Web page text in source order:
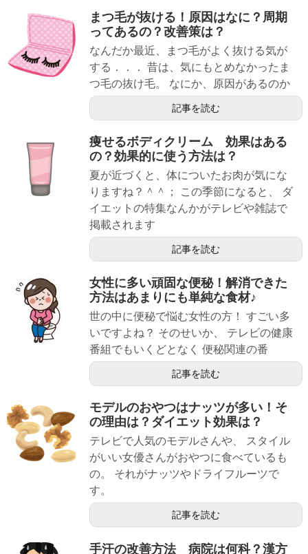
まつ毛が抜ける！原因はなに？周期
ってあるの？改善策は？
なんだか最近、まつ毛がよく抜ける気が
する．．． 昔は、気にもとめなかったま
つ毛の抜け毛。 なにか、原因があるのか
記事を読む
痩せるボディクリーム 効果はある
の？効果的に使う方法は？
夏が近づくと、体についたお肉が気にな
りますね？＾＾； この季節になると、 ダ
イエットの特集なんかがテレビや雑誌で
掲載されます
記事を読む
女性に多い頑固な便秘！解消できた
方法はあまりにも単純な食材♪
世の中に便秘で悩む女性の方！ すごい多
いですよね？ そのせいか、 テレビの健康
番組でもいくどとなく 便秘関連の番
記事を読む
モデルのおやつはナッツが多い！そ
の理由は？ダイエット効果は？
テレビで人気のモデルさんや、 スタイル
がいい女優さんがおやつに食べているも
の。 それがナッツやドライフルーツで
す。
記事を読む
手汗の改善方法 病院は何科？漢方